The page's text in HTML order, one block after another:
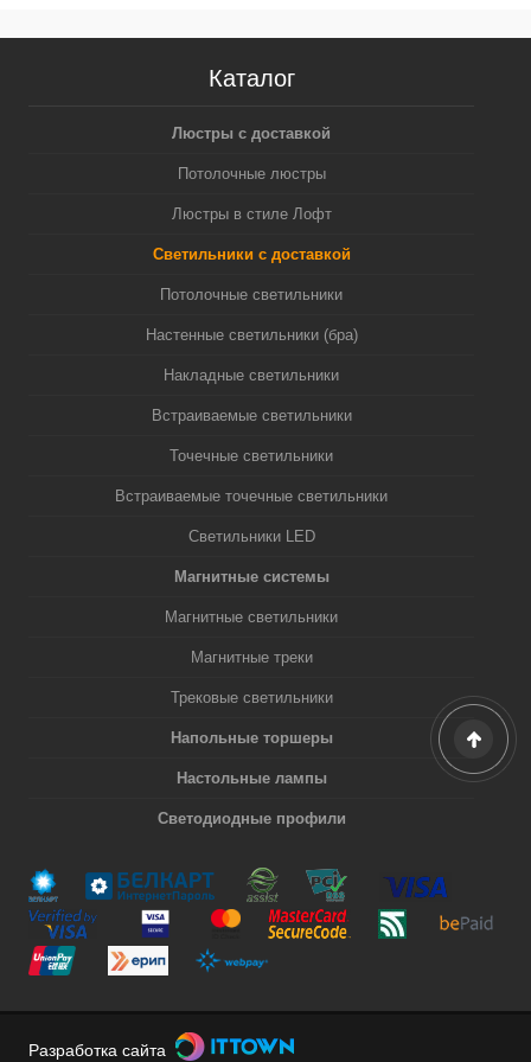
Каталог
Люстры с доставкой
Потолочные люстры
Люстры в стиле Лофт
Светильники с доставкой
Потолочные светильники
Настенные светильники (бра)
Накладные светильники
Встраиваемые светильники
Точечные светильники
Встраиваемые точечные светильники
Светильники LED
Магнитные системы
Магнитные светильники
Магнитные треки
Трековые светильники
Напольные торшеры
Настольные лампы
Светодиодные профили
Разработка сайта